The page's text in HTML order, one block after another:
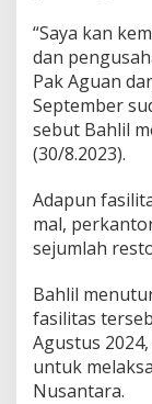
“Saya kan
dan
Pak Aguan
September
sebut Bahlil
(30/8.2023).
Adapun
mal,
sejumlah
Bahlil
fasilitas
Agustus
untuk
Nusantara.